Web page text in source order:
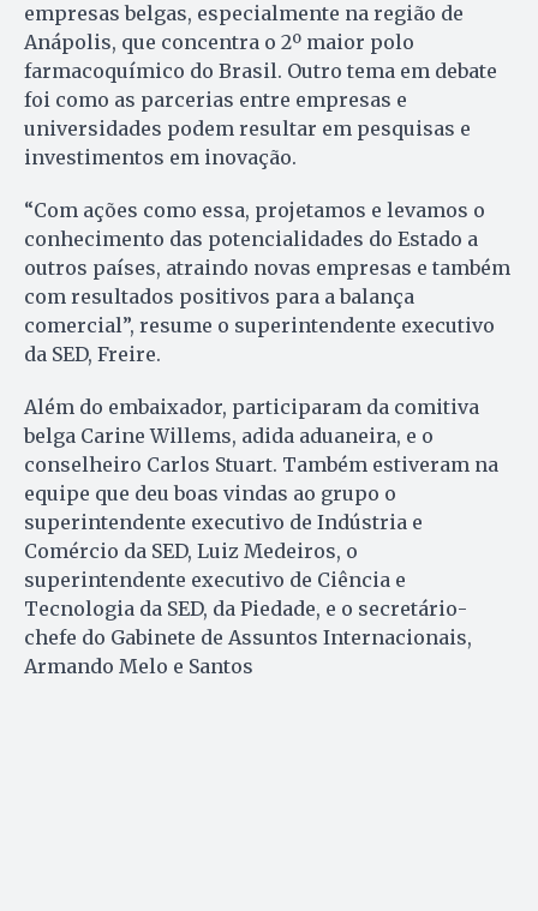
empresas belgas, especialmente na região de
Anápolis, que concentra o 2º maior polo
farmacoquímico do Brasil. Outro tema em debate
foi como as parcerias entre empresas e
universidades podem resultar em pesquisas e
investimentos em inovação.
“Com ações como essa, projetamos e levamos o
conhecimento das potencialidades do Estado a
outros países, atraindo novas empresas e também
com resultados positivos para a balança
comercial”, resume o superintendente executivo
da SED, Freire.
Além do embaixador, participaram da comitiva
belga Carine Willems, adida aduaneira, e o
conselheiro Carlos Stuart. Também estiveram na
equipe que deu boas vindas ao grupo o
superintendente executivo de Indústria e
Comércio da SED, Luiz Medeiros, o
superintendente executivo de Ciência e
Tecnologia da SED, da Piedade, e o secretário-
chefe do Gabinete de Assuntos Internacionais,
Armando Melo e Santos